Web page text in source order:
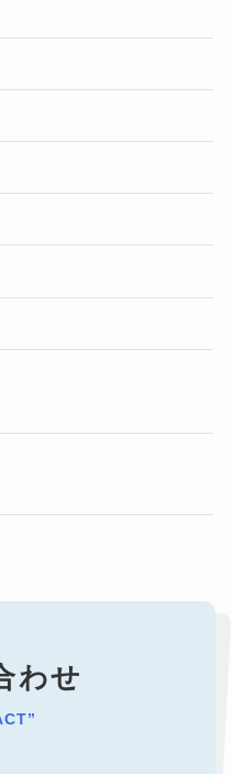
わせ